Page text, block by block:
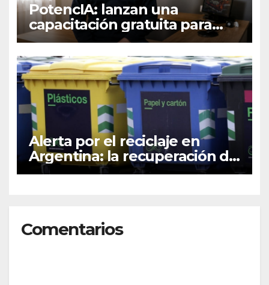
PotencIA: lanzan una
capacitación gratuita para
aprender inteligencia
artificial aplicada al trabajo
Alerta por el reciclaje en
Argentina: la recuperación de
plásticos cayó 11% durante
Comentarios